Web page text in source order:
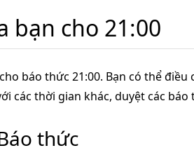
bạn cho 21:00
báo thức 21:00. Bạn có thể
các thời gian khác, duyệt các
thức